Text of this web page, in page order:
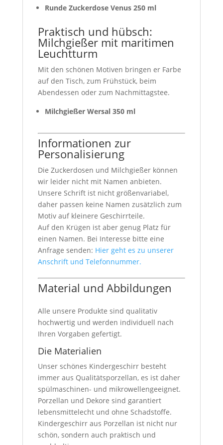
Runde Zuckerdose Venus 250 ml
Praktisch und hübsch:
Milchgießer mit maritimen
Leuchtturm
Mit den schönen Motiven bringen er Farbe
auf den Tisch, zum Frühstück, beim
Abendessen oder zum Nachmittagstee.
Milchgießer Wersal 350 ml
Informationen zur
Personalisierung
Die Zuckerdosen und Milchgießer können
wir leider nicht mit Namen anbieten.
Unsere Schrift ist nicht größenvariabel,
daher passen keine Namen zusätzlich zum
Motiv auf kleinere Geschirrteile.
Auf den Krügen ist aber genug Platz für
einen Namen. Bei Interesse bitte eine
Anfrage senden: Hier geht es zu unserer
Anschrift und Telefonnummer.
Material und Abbildungen
Alle unsere Produkte sind qualitativ
hochwertig und werden individuell nach
Ihren Vorgaben gefertigt.
Die Materialien
Unser schönes Kindergeschirr besteht
immer aus Qualitätsporzellan, es ist daher
spülmaschinen- und mikrowellengeeignet.
Porzellan und Dekore sind garantiert
lebensmittelecht und ohne Schadstoffe.
Kindergeschirr aus Porzellan ist nicht nur
schön, sondern auch praktisch und